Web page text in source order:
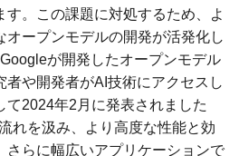
。この課題に対処するため、よ
オープンモデルの開発が活発化し
が開発したオープンモデル
者や開発者がAI技術にアクセスし
て2024年2月に発表されました
れを汲み、より高度な性能と効
さらに幅広いアプリケーションで